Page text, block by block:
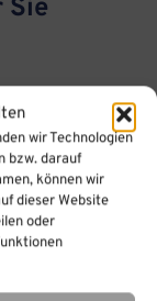
wir Technologien
bzw. darauf
können wir
dieser Website
oder
Sie
(Details)